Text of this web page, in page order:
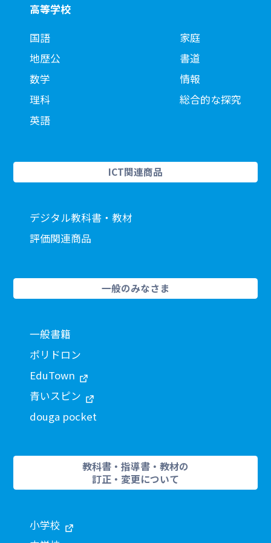
高等学校
国語
地歴公
数学
理科
英語
家庭
書道
情報
総合的な探究
ICT関連商品
デジタル教科書・教材
評価関連商品
一般のみなさま
一般書籍
ポリドロン
EduTown
青いスピン
douga pocket
教科書・指導書・教材の
訂正・変更について
小学校